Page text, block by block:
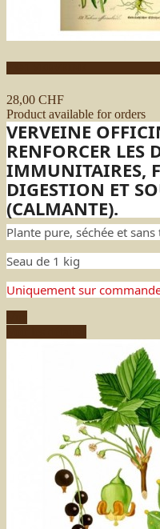
28,00 CHF
Product available for orders
VERVEINE
RENFORCER LES
IMMUNITAIRES,
DIGESTION ET
(CALMANTE).
Plante pure, séchée et
Seau de 1 kig
Uniquement sur